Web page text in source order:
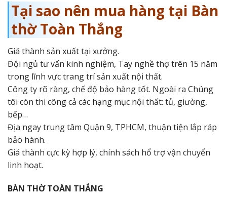
Tại sao nên mua hàng tại Bàn
thờ Toàn Thắng
Giá thành sản xuất tại xưởng.
Đội ngủ tư vấn kinh nghiệm, Tay nghề thợ trên 15 năm
trong lĩnh vực trang trí sản xuất nội thất.
Công ty rõ ràng, chế độ bảo hàng tốt. Ngoài ra Chúng
tôi còn thi công cả các hạng mục nội thất: tủ, giường,
bếp…
Địa ngay trung tâm Quận 9, TPHCM, thuận tiện lắp ráp
bảo hành.
Giá thành cực kỳ hợp lý, chính sách hổ trợ vận chuyển
linh hoạt.
BÀN THỜ TOÀN THẮNG